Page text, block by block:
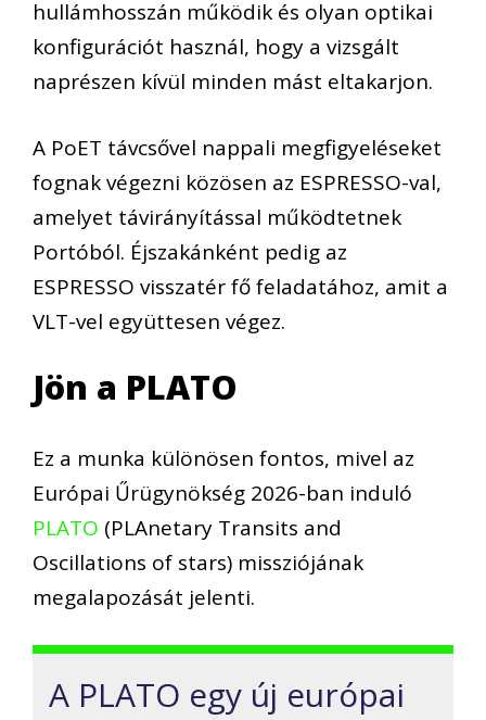
hullámhosszán működik és olyan optikai
konfigurációt használ, hogy a vizsgált
naprészen kívül minden mást eltakarjon.
A PoET távcsővel nappali megfigyeléseket
fognak végezni közösen az ESPRESSO-val,
amelyet távirányítással működtetnek
Portóból. Éjszakánként pedig az
ESPRESSO visszatér fő feladatához, amit a
VLT-vel együttesen végez.
Jön a PLATO
Ez a munka különösen fontos, mivel az
Európai Űrügynökség 2026-ban induló
PLATO (PLAnetary Transits and
Oscillations of stars) missziójának
megalapozását jelenti.
A PLATO egy új európai